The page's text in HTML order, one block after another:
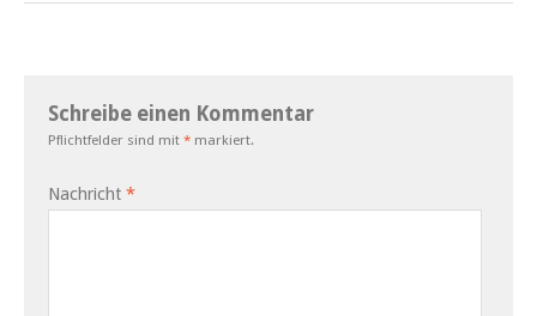
Schreibe einen Kommentar
Pflichtfelder sind mit * markiert.
Nachricht *